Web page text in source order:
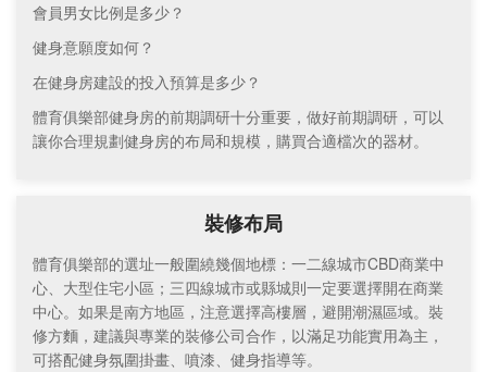
會員男女比例是多少？
健身意願度如何？
在健身房建設的投入預算是多少？
體育俱樂部健身房的前期調研十分重要，做好前期調研，可以
讓你合理規劃健身房的布局和規模，購買合適檔次的器材。
裝修布局
體育俱樂部的選址一般圍繞幾個地標：一二線城市CBD商業中
心、大型住宅小區；三四線城市或縣城則一定要選擇開在商業
中心。如果是南方地區，注意選擇高樓層，避開潮濕區域。裝
修方麵，建議與專業的裝修公司合作，以滿足功能實用為主，
可搭配健身氛圍掛畫、噴漆、健身指導等。